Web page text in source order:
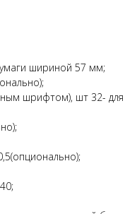
шириной 57 мм;
шрифтом), шт 32-